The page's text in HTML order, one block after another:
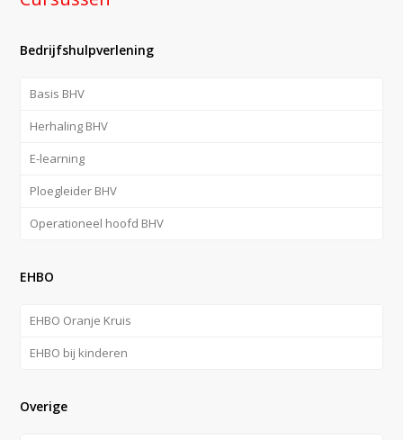
Bedrijfshulpverlening
Basis BHV
Herhaling BHV
E-learning
Ploegleider BHV
Operationeel hoofd BHV
EHBO
EHBO Oranje Kruis
EHBO bij kinderen
Overige